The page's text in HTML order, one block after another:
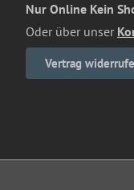
Nur Online Kein
Oder über unser
Vertrag